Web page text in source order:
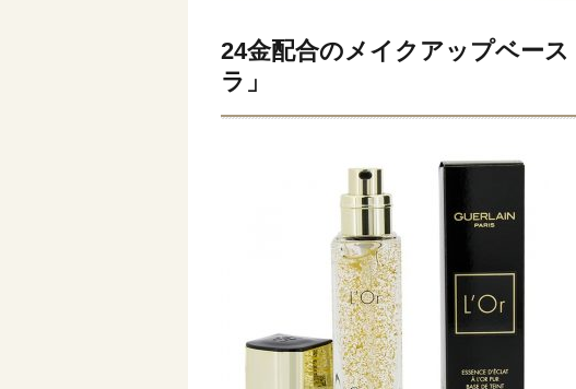
24金配合のメイクアップベー
ラ」